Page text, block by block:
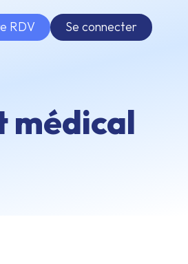
RDV Se connecter
médical